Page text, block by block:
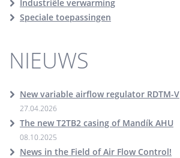
Industriële verwarming
Speciale toepassingen
NIEUWS
New variable airflow regulator RDTM-V
27.04.2026
The new T2TB2 casing of Mandík AHU
08.10.2025
News in the Field of Air Flow Control!